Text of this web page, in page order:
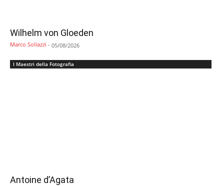
Wilhelm von Gloeden
Marco Sollazzi - 05/08/2026
I Maestri della Fotografia
Antoine d’Agata